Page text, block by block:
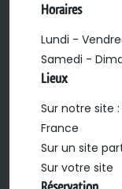
Horaires
Lundi -
Samedi -
Lieux
Sur notre site :
France
Sur un site
Sur votre site